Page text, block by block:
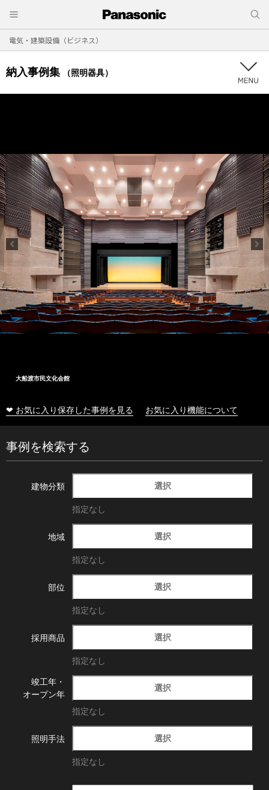
電気・建築設備（ビジネス）
納入事例集 （照明器具）
大船渡市民文化会館
❤ お気に入り保存した事例を見る お気に入り機能について
事例を検索する
建物分類 選択
指定なし
地域 選択
指定なし
部位 選択
指定なし
採用商品 選択
指定なし
竣工年・
オープン年
選択
指定なし
照明手法 選択
指定なし